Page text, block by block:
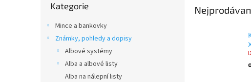
kategorie
Kategorie
Mince a bankovky
Známky, pohledy a dopisy
Albové systémy
Alba a albové listy
Alba na nálepní listy